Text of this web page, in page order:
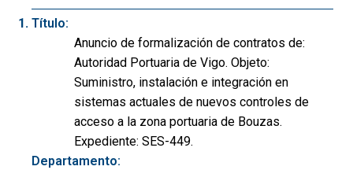
Título:
Anuncio de formalización de contratos de:
Autoridad Portuaria de Vigo. Objeto:
Suministro, instalación e integración en
sistemas actuales de nuevos controles de
acceso a la zona portuaria de Bouzas.
Expediente: SES-449.
Departamento: